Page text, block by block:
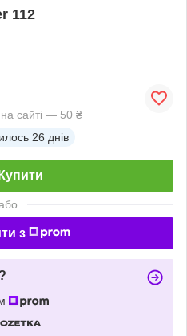
112
сайті — 50 ₴
26 днів
Купити
з